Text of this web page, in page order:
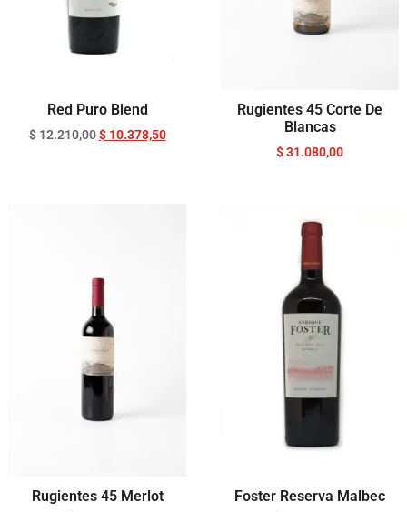
Red Puro Blend
$12.210,00 $10.378,50
Rugientes 45 Corte De
Blancas
$31.080,00
Rugientes 45 Merlot Foster Reserva Malbec